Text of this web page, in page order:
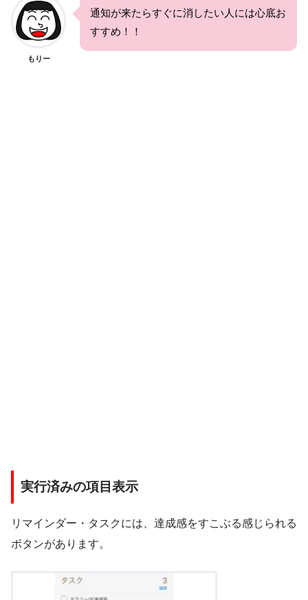
もりー
通知が来たらすぐに消したい人には心底お
すすめ！！
実行済みの項目表示
リマインダー・タスクには、達成感をすこぶる感じられる
ボタンがあります。